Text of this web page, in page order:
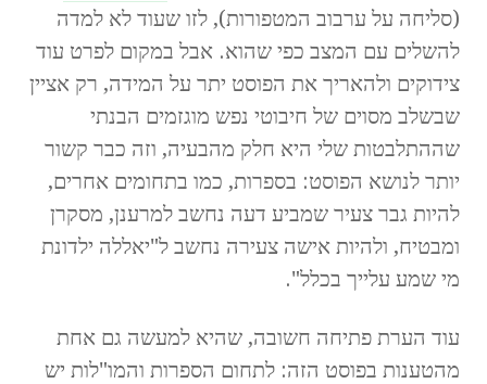
(סליחה על ערבוב המטפורות), לזו שעוד לא למדה
להשלים עם המצב כפי שהוא. אבל במקום לפרט עוד
צידוקים ולהאריך את הפוסט יתר על המידה, רק אציין
שבשלב מסוים של חיבוטי נפש מוגזמים הבנתי
שההתלבטות שלי היא חלק מהבעיה, וזה כבר קשור
יותר לנושא הפוסט: בספרות, כמו בתחומים אחרים,
להיות גבר צעיר שמביע דעה נחשב למרענן, מסקרן
ומבטיח, ולהיות אישה צעירה נחשב ל"יאללה ילדונת
מי שמע עלייך בכלל".
עוד הערת פתיחה חשובה, שהיא למעשה גם אחת
מהטענות בפוסט הזה: לתחום הספרות והמו"לות יש